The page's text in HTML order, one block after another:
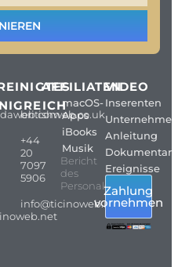
britishweb.co.uk
+44
20
7097
5906
info@ticinoweb.net
AFFILIATEN
macOS-
Apps
iBooks
Musik
Bericht
des
Personals
VIDEO
Inserenten
Unternehmen
Anleitung
Ereignisse
Zahlung
vornehmen